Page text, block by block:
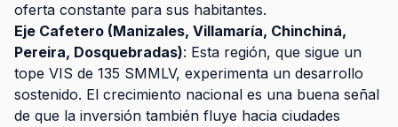
oferta constante para sus habitantes.
Eje Cafetero (Manizales, Villamaría, Chinchiná,
Pereira, Dosquebradas): Esta región, que sigue un
tope VIS de 135 SMMLV, experimenta un desarrollo
sostenido. El crecimiento nacional es una buena señal
de que la inversión también fluye hacia ciudades